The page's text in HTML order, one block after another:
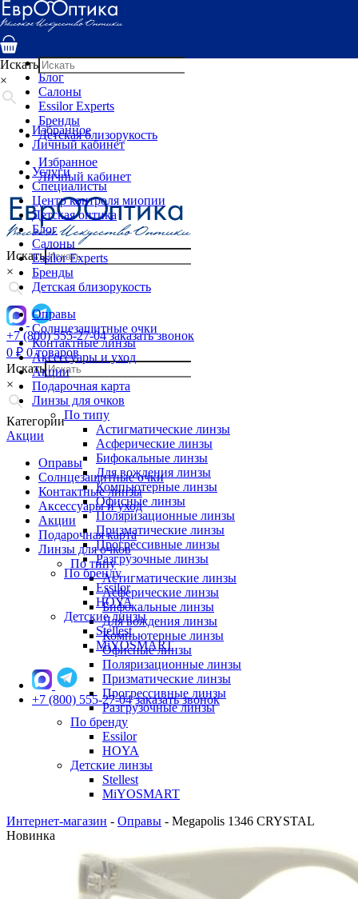
Услуги
Специалисты
Детская оптика
Блог
Салоны
Essilor Experts
Бренды
Детская близорукость
Избранное
Личный кабинет
Искать
×
+7 (800) 555-27-04 заказать звонок
0 ₽ 0 товаров
Искать
×
Категории
Акции
Оправы
Солнцезащитные очки
Контактные линзы
Аксессуары и уход
Акции
Подарочная карта
Линзы для очков
По типу
Астигматические линзы
Асферические линзы
Бифокальные линзы
Для вождения линзы
Компьютерные линзы
Офисные линзы
Поляризационные линзы
Призматические линзы
Прогрессивные линзы
Разгрузочные линзы
По бренду
Essilor
HOYA
Детские линзы
Stellest
MiYOSMART
Искать
×
Избранное
Личный кабинет
Услуги
Специалисты
Центр контроля миопии
Детская оптика
Блог
Салоны
Essilor Experts
Бренды
Детская близорукость
Оправы
Солнцезащитные очки
Контактные линзы
Аксессуары и уход
Акции
Подарочная карта
Линзы для очков
По типу
Астигматические линзы
Асферические линзы
Бифокальные линзы
Для вождения линзы
Компьютерные линзы
Офисные линзы
Поляризационные линзы
Призматические линзы
Прогрессивные линзы
Разгрузочные линзы
По бренду
Essilor
HOYA
Детские линзы
Stellest
MiYOSMART
+7 (800) 555-27-04 заказать звонок
Интернет-магазин - Оправы - Megapolis 1346 CRYSTAL
Новинка